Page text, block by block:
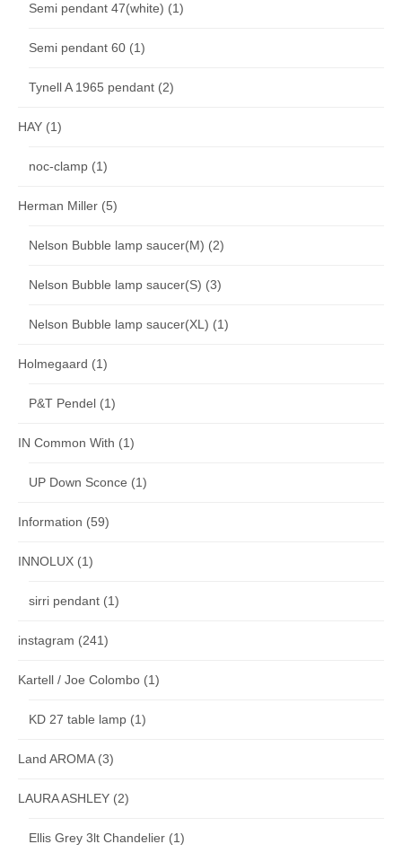
Semi pendant 47(white) (1)
Semi pendant 60 (1)
Tynell A 1965 pendant (2)
HAY (1)
noc-clamp (1)
Herman Miller (5)
Nelson Bubble lamp saucer(M) (2)
Nelson Bubble lamp saucer(S) (3)
Nelson Bubble lamp saucer(XL) (1)
Holmegaard (1)
P&T Pendel (1)
IN Common With (1)
UP Down Sconce (1)
Information (59)
INNOLUX (1)
sirri pendant (1)
instagram (241)
Kartell / Joe Colombo (1)
KD 27 table lamp (1)
Land AROMA(3)
LAURA ASHLEY (2)
Ellis Grey 3lt Chandelier (1)